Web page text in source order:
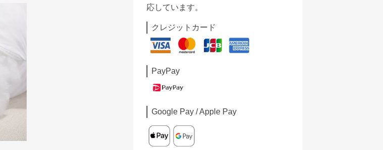
応しています。
クレジットカード
PayPay
Google Pay / Apple Pay